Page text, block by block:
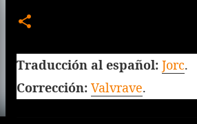
Traducción al español: Jorc.
Corrección: Valvrave.